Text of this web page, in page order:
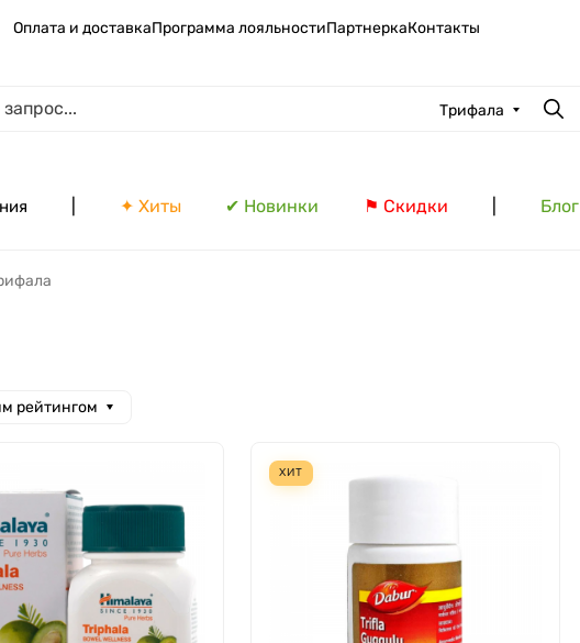
Оплата и доставкаПрограмма лояльностиПартнеркаКонтакты
Трифала
✦ Хиты ✔ Новинки ⚑ Скидки
рейтингом
ХИТ